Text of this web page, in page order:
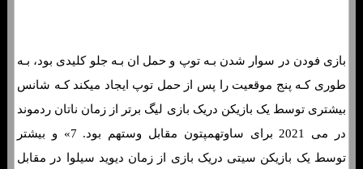
بازی فودن در سوار شدن بـه توپ و حمل ان بـه جلو کلیدی بود، بـه
طوری کـه پنج موقعیت را پس از حمل توپ ایجاد میکند کـه شانس
بیشتری توسط یک بازیکن دریک بازی لیگ برتر از زمان ناتان ردموند
در می 2021 برای ساوتهمپتون مقابل وستهم بود. 7» و بیشتر
توسط یک بازیکن سیتی دریک بازی از زمان دیوید سیلوا در مقابل